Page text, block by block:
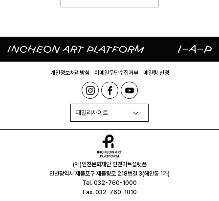
개인정보처리방침 이메일무단수집거부 메일링 신청
패밀리사이트
(재)인천문화재단 인천아트플랫폼
인천광역시 제물포구 제물량로 218번길 3(해안동 1가)
Tel. 032-760-1000
Fax. 032-760-1010